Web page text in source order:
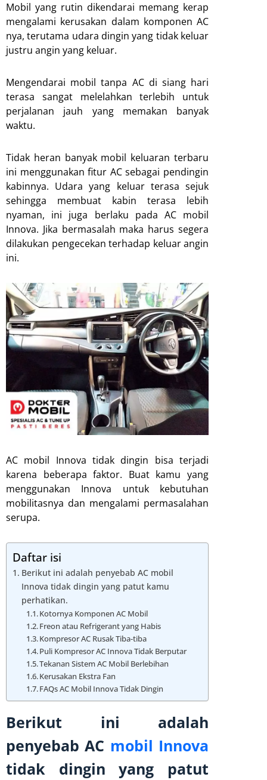
Mobil yang rutin dikendarai memang kerap
mengalami kerusakan dalam komponen AC
nya, terutama udara dingin yang tidak keluar
justru angin yang keluar.
Mengendarai mobil tanpa AC di siang hari
terasa sangat melelahkan terlebih untuk
perjalanan jauh yang memakan banyak
waktu.
Tidak heran banyak mobil keluaran terbaru
ini menggunakan fitur AC sebagai pendingin
kabinnya. Udara yang keluar terasa sejuk
sehingga membuat kabin terasa lebih
nyaman, ini juga berlaku pada AC mobil
Innova. Jika bermasalah maka harus segera
dilakukan pengecekan terhadap keluar angin
ini.
AC mobil Innova tidak dingin bisa terjadi
karena beberapa faktor. Buat kamu yang
menggunakan Innova untuk kebutuhan
mobilitasnya dan mengalami permasalahan
serupa.
Daftar isi
Berikut ini adalah penyebab AC mobil
Innova tidak dingin yang patut kamu
perhatikan.
Kotornya Komponen AC Mobil
Freon atau Refrigerant yang Habis
Kompresor AC Rusak Tiba-tiba
Puli Kompresor AC Innova Tidak Berputar
Tekanan Sistem AC Mobil Berlebihan
Kerusakan Ekstra Fan
FAQs AC Mobil Innova Tidak Dingin
Berikut ini adalah
penyebab AC mobil Innova
tidak dingin yang patut